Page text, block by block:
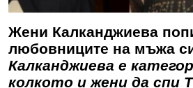
Жени Калканджиева
любовниците на мъжа
Калканджиева е
колкото и жени да спи